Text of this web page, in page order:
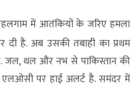
में आतंकियों के जरिए हमला
है. अब उसकी तबाही का प्रथम
जल, थल और नभ से पाकिस्तान की
एलओसी पर हाई अलर्ट है. समंदर में